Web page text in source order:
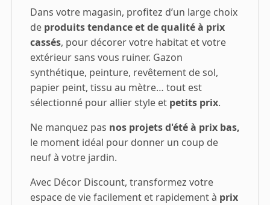
Dans votre magasin, profitez d’un large choix
de produits tendance et de qualité à prix
cassés, pour décorer votre habitat et votre
extérieur sans vous ruiner. Gazon
synthétique, peinture, revêtement de sol,
papier peint, tissu au mètre… tout est
sélectionné pour allier style et petits prix.
Ne manquez pas nos projets d'été à prix bas,
le moment idéal pour donner un coup de
neuf à votre jardin.
Avec Décor Discount, transformez votre
espace de vie facilement et rapidement à prix